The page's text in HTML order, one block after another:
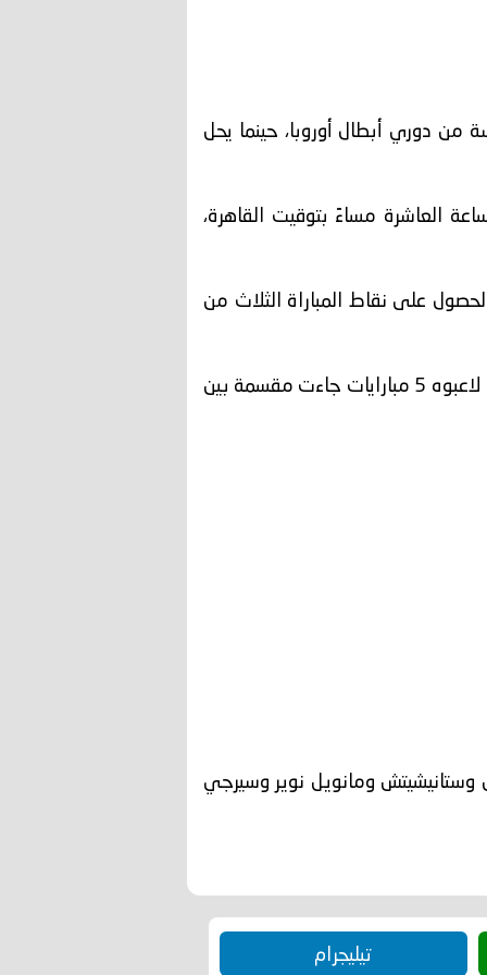
من دوري أبطال أوروبا، حينما يحل
العاشرة مساءً بتوقيت القاهرة،
على نقاط المباراة الثلاث من
ويتواجد العملاق الألماني قبل مواجهة شاختار في المركز الـ13 برصيد 9 نقاط، تحصل عليها بعدما خاض لاعبوه 5 مبارايات جاءت مقسمة بين
ومانويل نوير وسيرجي
تيليجرام